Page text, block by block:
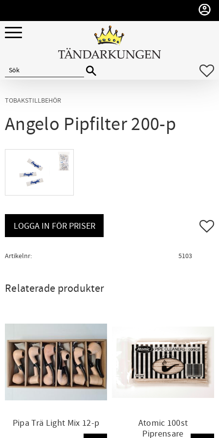
Meny
TOBAKSTILLBEHÖR
Angelo Pipfilter 200-p
LOGGA IN FÖR PRISER Lägg
Artikelnr 5103
Relaterade produkter
Pipa Trä Light Mix 12-p
Atomic 100st
Piprensare